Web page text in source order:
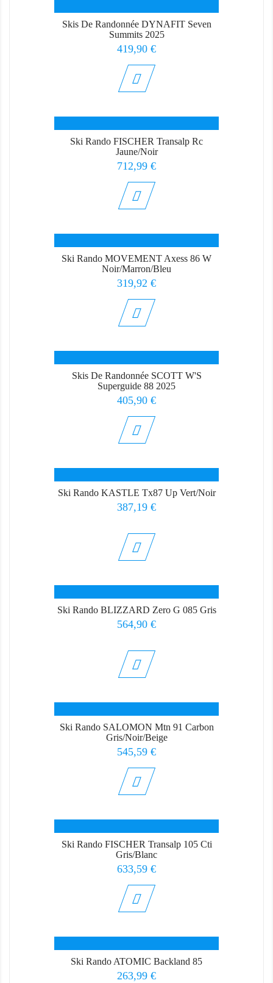
Skis De Randonnée DYNAFIT Seven
Summits 2025
Prix
419,90 €
Ski Rando FISCHER Transalp Rc
Jaune/Noir
Prix
712,99 €
Ski Rando MOVEMENT Axess 86 W
Noir/Marron/Bleu
Prix
319,92 €
Skis De Randonnée SCOTT W'S
Superguide 88 2025
Prix
405,90 €
Ski Rando KASTLE Tx87 Up Vert/Noir
Prix
387,19 €
Ski Rando BLIZZARD Zero G 085 Gris
Prix
564,90 €
Ski Rando SALOMON Mtn 91 Carbon
Gris/Noir/Beige
Prix
545,59 €
Ski Rando FISCHER Transalp 105 Cti
Gris/Blanc
Prix
633,59 €
Ski Rando ATOMIC Backland 85
Prix
263,99 €